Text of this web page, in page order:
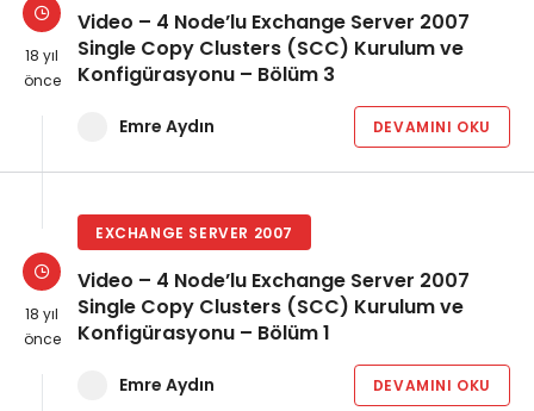
18 yıl
önce
Video – 4 Node’lu Exchange Server 2007
Single Copy Clusters (SCC) Kurulum ve
Konfigürasyonu – Bölüm 3
Emre Aydın DEVAMINI OKU
18 yıl
önce
EXCHANGE SERVER 2007
Video – 4 Node’lu Exchange Server 2007
Single Copy Clusters (SCC) Kurulum ve
Konfigürasyonu – Bölüm 1
Emre Aydın DEVAMINI OKU